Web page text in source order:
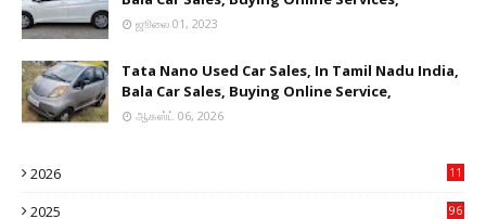
ஜூலை 01, 2023
Tata Nano Used Car Sales, In Tamil Nadu India,
Bala Car Sales, Buying Online Service,
ஆகஸ்ட் 06, 2026
2026
11
2025
96